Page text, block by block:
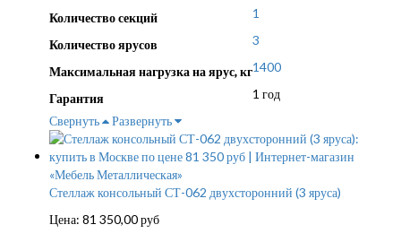
Количество секций 1
Количество ярусов 3
Максимальная нагрузка на ярус, кг1400
Гарантия
1 год
Свернуть
Развернуть
Стеллаж консольный СТ-062 двухсторонний (3 яруса)
Цена: 81 350,00руб